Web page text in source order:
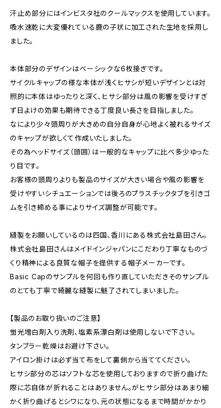
汗止め部分にはインビスタ社のクールマックスを使用しています。
吸水速乾に大変優れている鹿の子状に加工された生地を採用し
ました。
本体部分のデザインはベーシックな6枚接ぎです。
サイクルキャップの様な本体が浅くヒサシが短いデザインとは対
照的に本体はゆったりと深く、ヒサシ部分は風の影響を受けすぎ
ず日よけの効果も期待できる丁度良い長さを目指しました。
なにより少々頭周りが大きめの自分自身が心地よく被れるサイズ
のキャップが欲しくて作成いたしました。
その為ヘッドサイズ（頭囲）は一般的なキャップに比べ多少ゆった
り目です。
お客様の頭周りよりも製品のサイズが大きい場合や風の影響を
受けやすいシチュエーションでは後ろのプラスチックタブを引きゴ
ムを引き締める事によりサイズ調整が可能です。
縫製をお願いしているのは四国、香川にある株式会社島田さん。
株式会社島田さんはメイドインジャパンにこだわり丁寧なものづ
くり精神による良質な帽子を提供する帽子メーカーです。
Basic Capのサンプルを何回も作り直していただきそのサンプル
のとても丁寧で綺麗な縫製に魅了されてしまいました。
【製品のお取り扱いのご注意】
蛍光増白剤入り洗剤、塩素系漂白剤は使用しないで下さい。
タンブラー乾燥はお避け下さい。
アイロン掛けは必ず当て布をして裏側から当ててください。
ヒサシ部分の芯はソフトな芯を使用しておりますので折り曲げた
際に芯自体が折れることはありません。がヒサシ部分はあまり細
かく折り曲げるとシワになり、元の状態になるまで時間がかかり